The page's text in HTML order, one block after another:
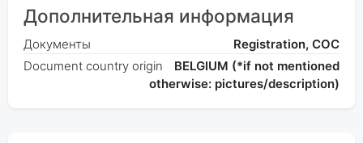
Дополнительная информация
Документы
Registration, COC
Document country origin
BELGIUM (*if not mentioned
otherwise: pictures/description)